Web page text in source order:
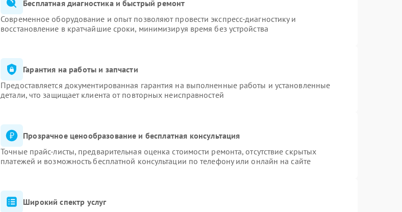
Бесплатная диагностика и быстрый ремонт
Современное оборудование и опыт позволяют провести экспресс-диагностику и
восстановление в кратчайшие сроки, минимизируя время без устройства
Гарантия на работы и запчасти
Предоставляется документированная гарантия на выполненные работы и установленные
детали, что защищает клиента от повторных неисправностей
Прозрачное ценообразование и бесплатная консультация
Точные прайс-листы, предварительная оценка стоимости ремонта, отсутствие скрытых
платежей и возможность бесплатной консультации по телефону или онлайн на сайте
Широкий спектр услуг